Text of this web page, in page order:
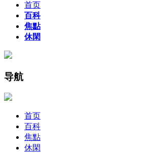
首页
百科
焦點
休閑
导航
首页
百科
焦點
休閑